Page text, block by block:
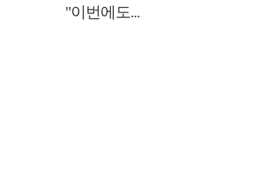
"이번에도...